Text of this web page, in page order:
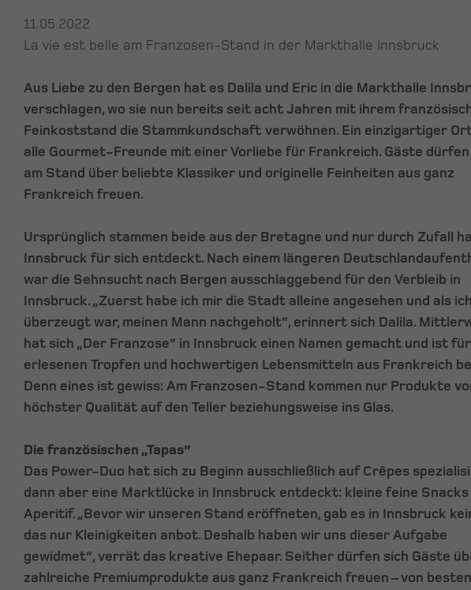
11.05.2022
La vie est belle am Franzosen-Stand in der Markthalle Innsbruck
Aus Liebe zu den Bergen hat es Dalila und Eric in die Markthalle
verschlagen, wo sie nun bereits seit acht Jahren mit ihrem
Feinkoststand die Stammkundschaft verwöhnen. Ein einzigartiger
alle Gourmet-Freunde mit einer Vorliebe für Frankreich. Gäste dürfen
am Stand über beliebte Klassiker und originelle Feinheiten aus ganz
Frankreich freuen.
Ursprünglich stammen beide aus der Bretagne und nur durch Zufall
Innsbruck für sich entdeckt. Nach einem längeren
war die Sehnsucht nach Bergen ausschlaggebend für den Verbleib in
Innsbruck. „Zuerst habe ich mir die Stadt alleine angesehen und als ich
überzeugt war, meinen Mann nachgeholt“, erinnert sich Dalila.
hat sich „Der Franzose“ in Innsbruck einen Namen gemacht und ist
erlesenen Tropfen und hochwertigen Lebensmitteln aus Frankreich
Denn eines ist gewiss: Am Franzosen-Stand kommen nur Produkte
höchster Qualität auf den Teller beziehungsweise ins Glas.
Die französischen „Tapas“
Das Power-Duo hat sich zu Beginn ausschließlich auf Crêpes
dann aber eine Marktlücke in Innsbruck entdeckt: kleine feine Snacks
Aperitif. „Bevor wir unseren Stand eröffneten, gab es in Innsbruck
das nur Kleinigkeiten anbot. Deshalb haben wir uns dieser Aufgabe
gewidmet“, verrät das kreative Ehepaar. Seither dürfen sich Gäste
zahlreiche Premiumprodukte aus ganz Frankreich freuen – von besten